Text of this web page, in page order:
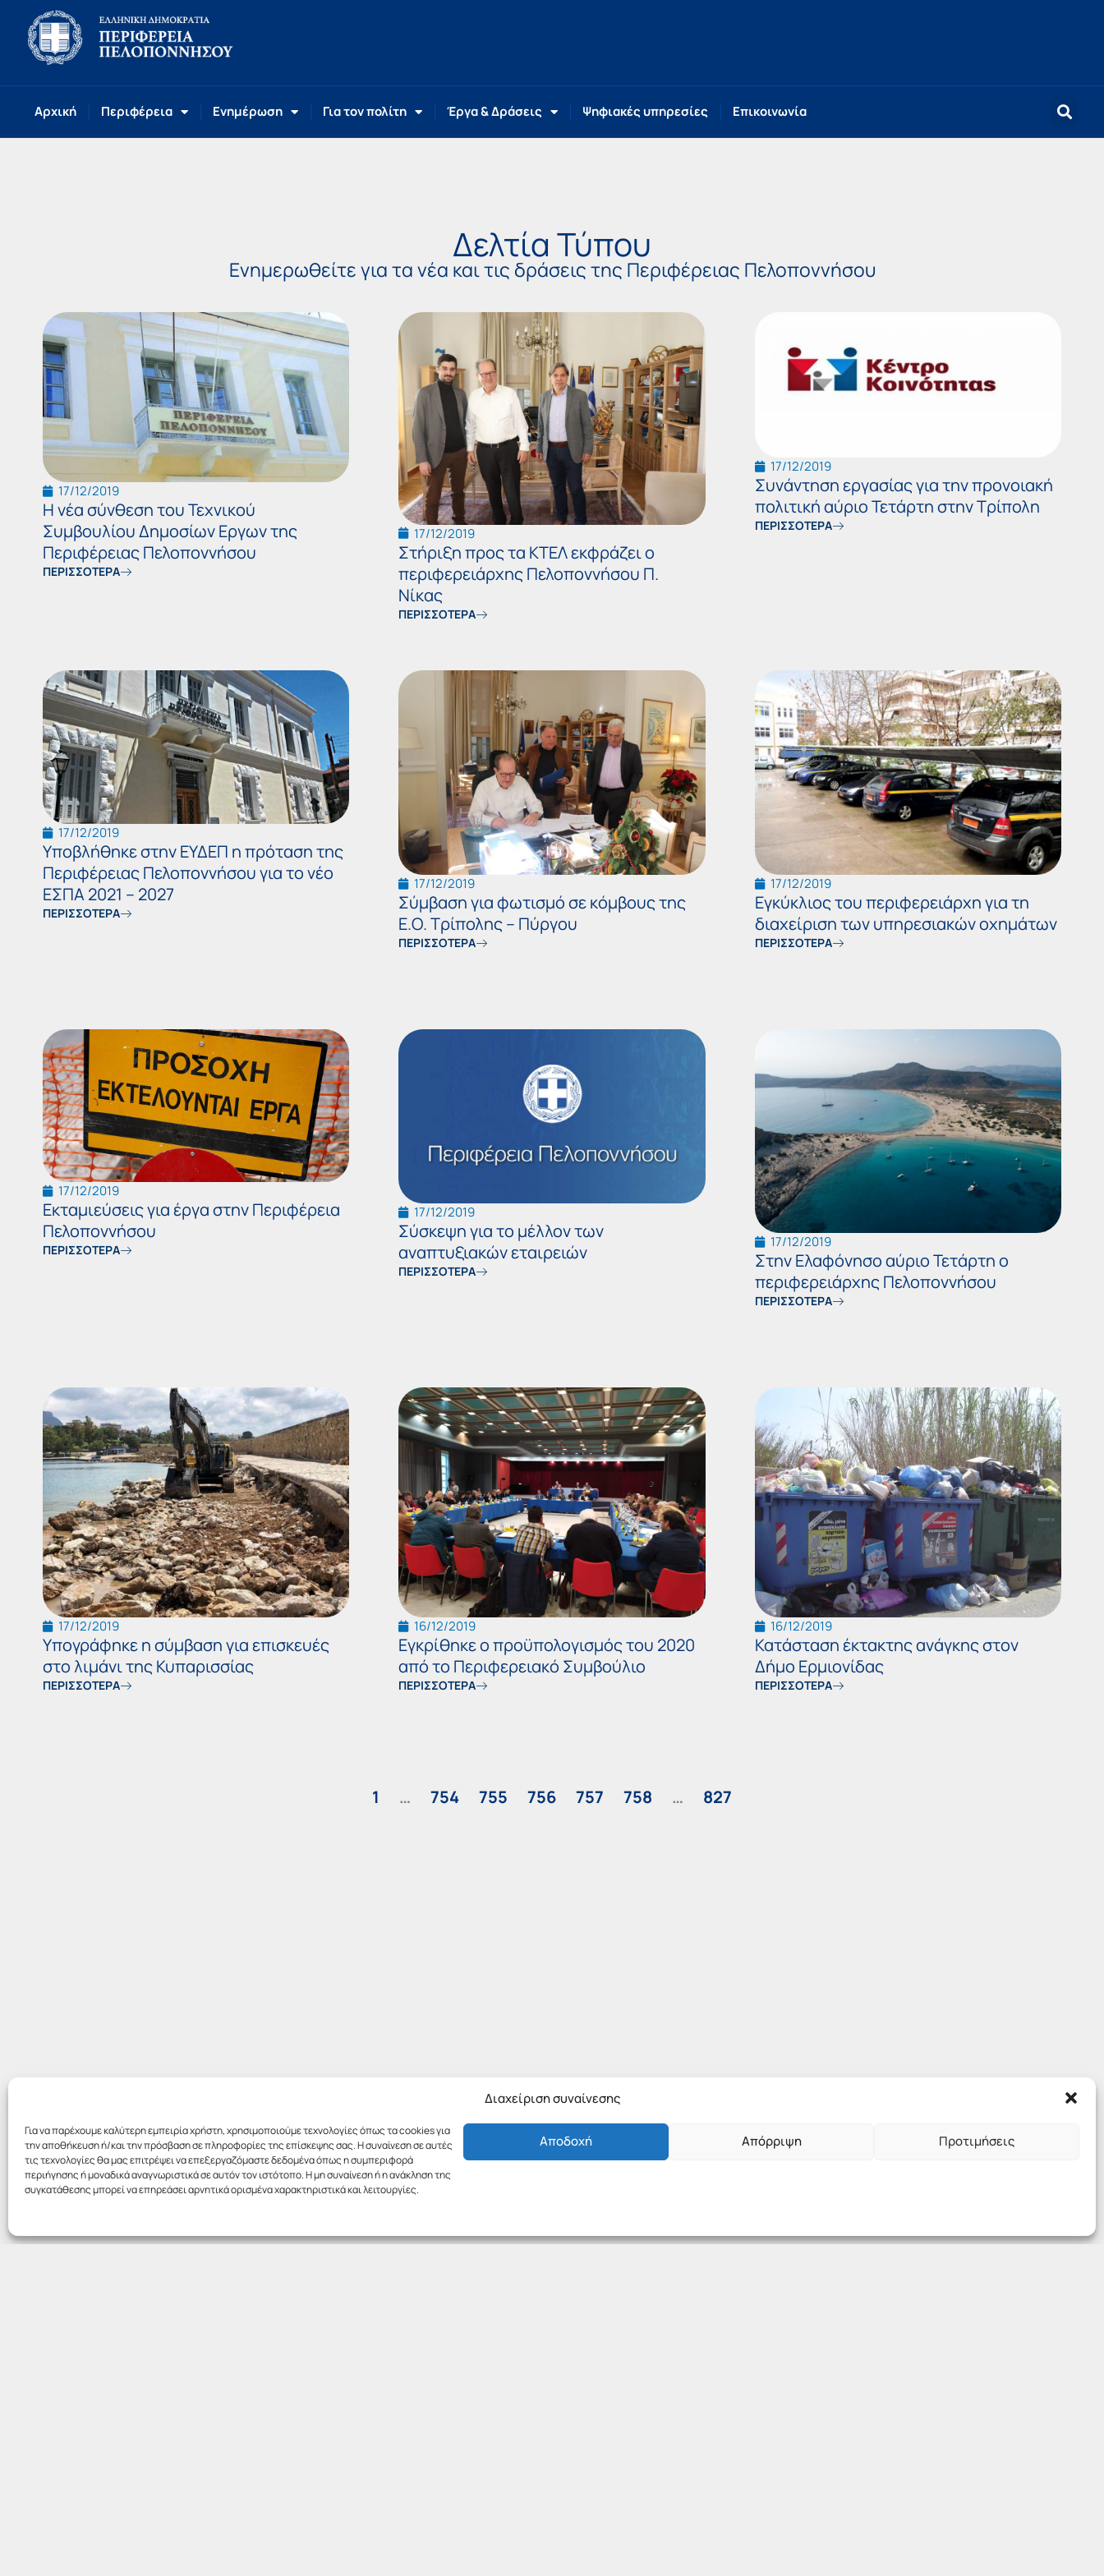
Διαχείριση συναίνεσης
Για να παρέχουμε καλύτερη εμπειρία χρήστη, χρησιμοποιούμε τεχνολογίες όπως τα cookies για
την αποθήκευση ή/και την πρόσβαση σε πληροφορίες της επίσκεψης σας. Η συναίνεση σε αυτές
τις τεχνολογίες θα μας επιτρέψει να επεξεργαζόμαστε δεδομένα όπως η συμπεριφορά
περιήγησης ή μοναδικά αναγνωριστικά σε αυτόν τον ιστότοπο. Η μη συναίνεση ή η ανάκληση της
συγκατάθεσης μπορεί να επηρεάσει αρνητικά ορισμένα χαρακτηριστικά και λειτουργίες.
Αποδοχή Απόρριψη Προτιμήσεις
Αρχική Περιφέρεια Ενημέρωση Για τον πολίτη Έργα & Δράσεις Ψηφιακές υπηρεσίες Επικοινωνία
Δελτία Τύπου
Ενημερωθείτε για τα νέα και τις δράσεις της Περιφέρειας Πελοποννήσου
17/12/2019
Η νέα σύνθεση του Τεχνικού
Συμβουλίου Δημοσίων Εργων της
Περιφέρειας Πελοποννήσου
ΠΕΡΙΣΣΟΤΕΡΑ
17/12/2019
Στήριξη προς τα ΚΤΕΛ εκφράζει ο
περιφερειάρχης Πελοποννήσου Π.
Νίκας
ΠΕΡΙΣΣΟΤΕΡΑ
17/12/2019
Συνάντηση εργασίας για την προνοιακή
πολιτική αύριο Τετάρτη στην Τρίπολη
ΠΕΡΙΣΣΟΤΕΡΑ
17/12/2019
Υποβλήθηκε στην ΕΥΔΕΠ η πρόταση της
Περιφέρειας Πελοποννήσου για το νέο
ΕΣΠΑ 2021 – 2027
ΠΕΡΙΣΣΟΤΕΡΑ
17/12/2019
Σύμβαση για φωτισμό σε κόμβους της
Ε.Ο. Τρίπολης – Πύργου
ΠΕΡΙΣΣΟΤΕΡΑ
17/12/2019
Εγκύκλιος του περιφερειάρχη για τη
διαχείριση των υπηρεσιακών οχημάτων
ΠΕΡΙΣΣΟΤΕΡΑ
17/12/2019
Εκταμιεύσεις για έργα στην Περιφέρεια
Πελοποννήσου
ΠΕΡΙΣΣΟΤΕΡΑ
17/12/2019
Σύσκεψη για το μέλλον των
αναπτυξιακών εταιρειών
ΠΕΡΙΣΣΟΤΕΡΑ
17/12/2019
Στην Ελαφόνησο αύριο Τετάρτη ο
περιφερειάρχης Πελοποννήσου
ΠΕΡΙΣΣΟΤΕΡΑ
17/12/2019
Υπογράφηκε η σύμβαση για επισκευές
στο λιμάνι της Κυπαρισσίας
ΠΕΡΙΣΣΟΤΕΡΑ
16/12/2019
Εγκρίθηκε ο προϋπολογισμός του 2020
από το Περιφερειακό Συμβούλιο
ΠΕΡΙΣΣΟΤΕΡΑ
16/12/2019
Κατάσταση έκτακτης ανάγκης στον
Δήμο Ερμιονίδας
ΠΕΡΙΣΣΟΤΕΡΑ
Page
1 … 754
Page
755
Page
756 757 758 …
Page
827